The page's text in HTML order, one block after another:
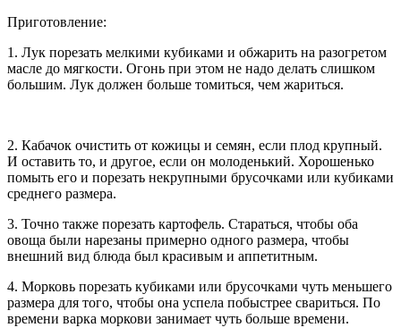
Приготовление:
1. Лук порезать мелкими кубиками и обжарить на разогретом
масле до мягкости. Огонь при этом не надо делать слишком
большим. Лук должен больше томиться, чем жариться.
2. Кабачок очистить от кожицы и семян, если плод крупный.
И оставить то, и другое, если он молоденький. Хорошенько
помыть его и порезать некрупными брусочками или кубиками
среднего размера.
3. Точно также порезать картофель. Стараться, чтобы оба
овоща были нарезаны примерно одного размера, чтобы
внешний вид блюда был красивым и аппетитным.
4. Морковь порезать кубиками или брусочками чуть меньшего
размера для того, чтобы она успела побыстрее свариться. По
времени варка моркови занимает чуть больше времени.